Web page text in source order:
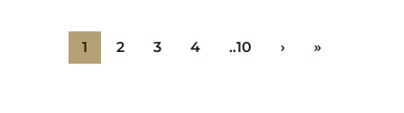
1 2 3 4 ..10 › »